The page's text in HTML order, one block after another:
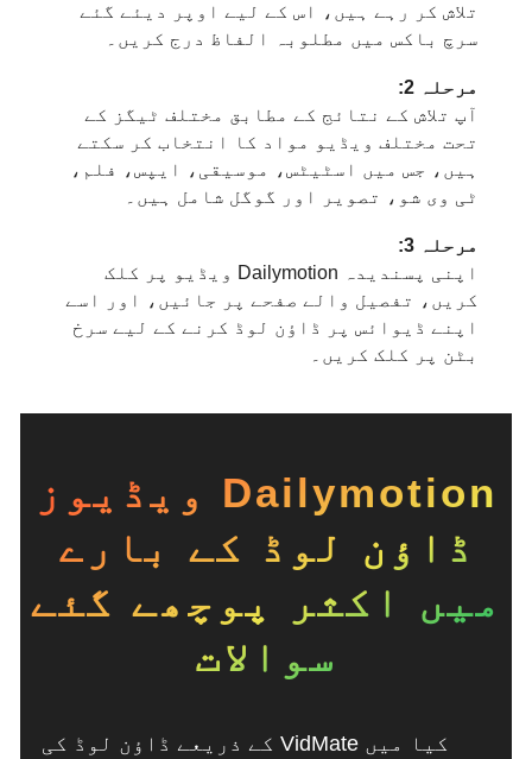
تلاش کر رہے ہیں، اس کے لیے اوپر دیئے گئے
سرچ باکس میں مطلوبہ الفاظ درج کریں۔
مرحلہ 2:
آپ تلاش کے نتائج کے مطابق مختلف ٹیگز کے
تحت مختلف ویڈیو مواد کا انتخاب کر سکتے
ہیں، جس میں اسٹیٹس، موسیقی، ایپس، فلم،
ٹی وی شو، تصویر اور گوگل شامل ہیں۔
مرحلہ 3:
اپنی پسندیدہ Dailymotion ویڈیو پر کلک
کریں، تفصیل والے صفحے پر جائیں، اور اسے
اپنے ڈیوائس پر ڈاؤن لوڈ کرنے کے لیے سرخ
بٹن پر کلک کریں۔
Dailymotion ویڈیوز
ڈاؤن لوڈ کے بارے
میں اکثر پوچھے گئے
سوالات
کیا میں VidMate کے ذریعے ڈاؤن لوڈ کی